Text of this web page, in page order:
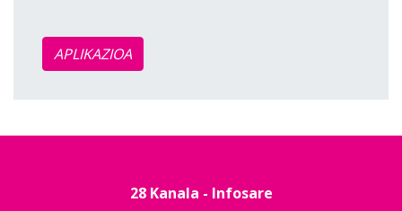
APLIKAZIOA
28 Kanala - Infosare